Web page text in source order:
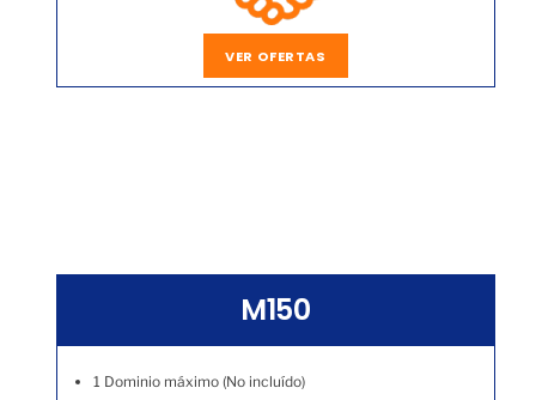
VER OFERTAS
M150
1 Dominio máximo (No incluído)